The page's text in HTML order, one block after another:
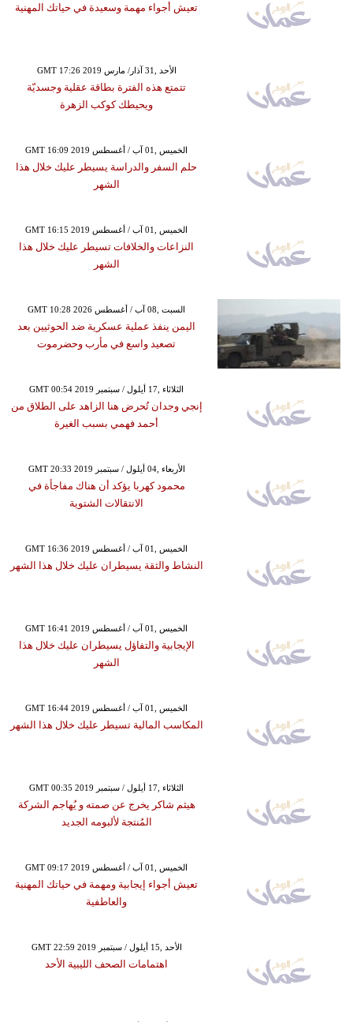
تعيش أجواء مهمة وسعيدة في حياتك المهنية
GMT 17:26 2019 الأحد ,31 آذار/ مارس
تتمتع هذه الفترة بطاقة عقلية وجسديّة
ويحيطك كوكب الزهرة
GMT 16:09 2019 الخميس ,01 آب / أغسطس
حلم السفر والدراسة يسيطر عليك خلال هذا
الشهر
GMT 16:15 2019 الخميس ,01 آب / أغسطس
النزاعات والخلافات تسيطر عليك خلال هذا
الشهر
GMT 10:28 2026 السبت ,08 آب / أغسطس
اليمن ينفذ عملية عسكرية ضد الحوثيين بعد
تصعيد واسع في مأرب وحضرموت
GMT 00:54 2019 الثلاثاء ,17 أيلول / سبتمبر
إنجي وجدان تُحرض هنا الزاهد على الطلاق من
أحمد فهمي بسبب الغيرة
GMT 20:33 2019 الأربعاء ,04 أيلول / سبتمبر
محمود كهربا يؤكد أن هناك مفاجأة في
الانتقالات الشتوية
GMT 16:36 2019 الخميس ,01 آب / أغسطس
النشاط والثقة يسيطران عليك خلال هذا الشهر
GMT 16:41 2019 الخميس ,01 آب / أغسطس
الإيجابية والتفاؤل يسيطران عليك خلال هذا
الشهر
GMT 16:44 2019 الخميس ,01 آب / أغسطس
المكاسب المالية تسيطر عليك خلال هذا الشهر
GMT 00:35 2019 الثلاثاء ,17 أيلول / سبتمبر
هيثم شاكر يخرج عن صمته و يُهاجم الشركة
المُنتجة لألبومه الجديد
GMT 09:17 2019 الخميس ,01 آب / أغسطس
تعيش أجواء إيجابية ومهمة في حياتك المهنية
والعاطفية
GMT 22:59 2019 الأحد ,15 أيلول / سبتمبر
اهتمامات الصحف الليبية الأحد